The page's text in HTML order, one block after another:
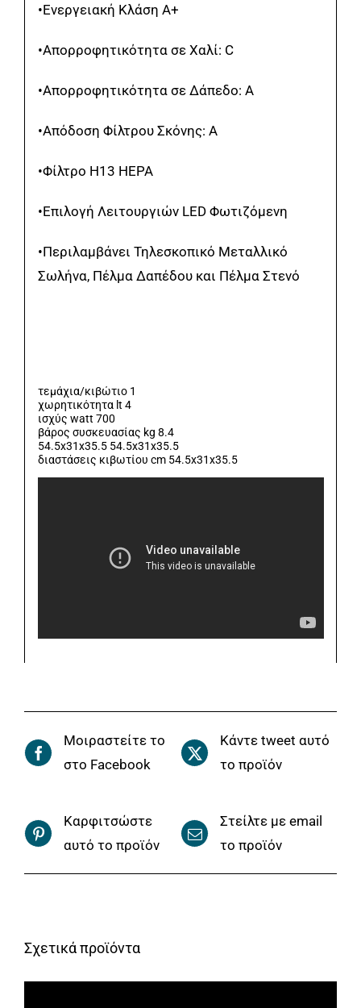
•Ενεργειακή Κλάση Α+
•Απορροφητικότητα σε Χαλί: C
•Απορροφητικότητα σε Δάπεδο: Α
•Απόδοση Φίλτρου Σκόνης: Α
•Φίλτρο H13 HEPA
•Επιλογή Λειτουργιών LED Φωτιζόμενη
•Περιλαμβάνει Τηλεσκοπικό Μεταλλικό
Σωλήνα, Πέλμα Δαπέδου και Πέλμα Στενό
τεμάχια/κιβώτιο 1
χωρητικότητα lt 4
ισχύς watt 700
βάρος συσκευασίας kg 8.4
54.5x31x35.5 54.5x31x35.5
διαστάσεις κιβωτίου cm 54.5x31x35.5
Μοιραστείτε το
στο Facebook
Κάντε tweet αυτό
το προϊόν
Καρφιτσώστε
αυτό το προϊόν
Στείλτε με email
το προϊόν
Σχετικά προϊόντα